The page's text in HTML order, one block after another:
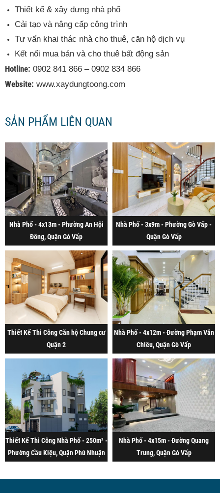
Thiết kế & xây dựng nhà phố
Cải tạo và nâng cấp công trình
Tư vấn khai thác nhà cho thuê, căn hộ dịch vụ
Kết nối mua bán và cho thuê bất động sản
Hotline: 0902 841 866 – 0902 834 866
Website: www.xaydungtoong.com
SẢN PHẨM LIÊN QUAN
Nhà Phố - 4x13m - Phường An Hội
Đông, Quận Gò Vấp
Nhà Phố - 3x9m - Phường Gò Vấp -
Quận Gò Vấp
Thiết Kế Thi Công Căn hộ Chung cư
Quận 2
Nhà Phố - 4x12m - Đường Phạm Văn
Chiêu, Quận Gò Vấp
Thiết Kế Thi Công Nhà Phố - 250m² -
Phường Cầu Kiệu, Quận Phú Nhuận
Nhà Phố - 4x15m - Đường Quang
Trung, Quận Gò Vấp